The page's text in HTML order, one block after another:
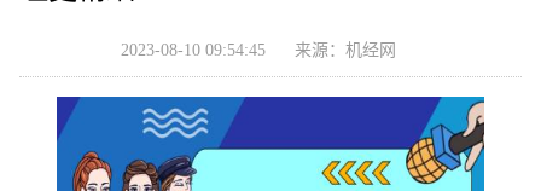
2023-08-10 09:54:45 来源：机经网